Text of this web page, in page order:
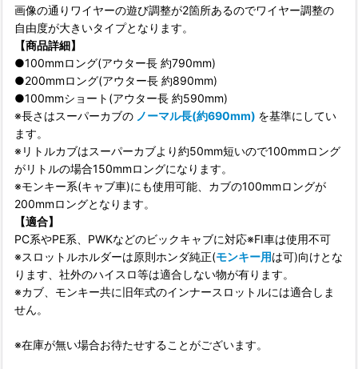
画像の通りワイヤーの遊び調整が2箇所あるのでワイヤー調整の
自由度が大きいタイプとなります。
【商品詳細】
●100mmロング(アウター長 約790mm)
●200mmロング(アウター長 約890mm)
●100mmショート(アウター長 約590mm)
※長さはスーパーカブの ノーマル長(約690mm) を基準にしてい
ます。
※リトルカブはスーパーカブより約50mm短いので100mmロング
がリトルの場合150mmロングになります。
※モンキー系(キャブ車)にも使用可能、カブの100mmロングが
200mmロングとなります。
【適合】
PC系やPE系、PWKなどのビックキャブに対応※FI車は使用不可
※スロットルホルダーは原則ホンダ純正(モンキー用は可)向けとな
ります、社外のハイスロ等は適合しない物が有ります。
※カブ、モンキー共に旧年式のインナースロットルには適合しま
せん。
※在庫が無い場合お待たせすることがございます。